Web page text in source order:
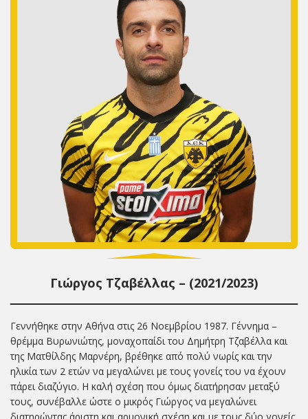
Γιώργος Τζαβέλλας – (2021/2023)
Γεννήθηκε στην Αθήνα στις 26 Νοεμβρίου 1987. Γέννημα –
θρέμμα Βυρωνιώτης, μοναχοπαίδι του Δημήτρη Τζαβέλλα και
της Ματθίλδης Μαρνέρη, βρέθηκε από πολύ νωρίς και την
ηλικία των 2 ετών να μεγαλώνει με τους γονείς του να έχουν
πάρει διαζύγιο. Η καλή σχέση που όμως διατήρησαν μεταξύ
τους, συνέβαλλε ώστε ο μικρός Γιώργος να μεγαλώνει
διατηρώντας άριστη και αρμονική σχέση και με τους δύο γονείς